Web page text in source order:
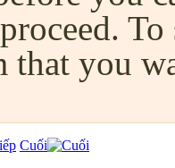
that you
Cuối